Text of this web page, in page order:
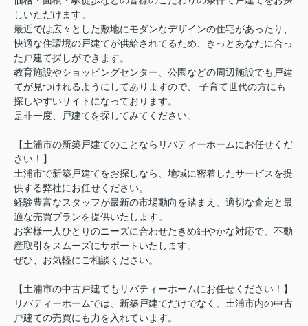
しいただけます。
最近では広々とした敷地にモダンなデザインの住宅があったり、
快適な住環境の戸建てが供給されてるため、きっとあなたに合っ
た戸建て探しができます。
教育施設やショッピングセンター、公園などの周辺施設でも戸建
てが見つけれるようにしてありますので、 子育て世代の方にも
探しやすいサイトになっております。
是非一度、戸建てを探してみてください。
【土浦市の新築戸建てのことならリバティーホームにお任せくだ
さい！】
土浦市で新築戸建てをお探しなら、地域に密着したサービスを提
供する弊社にお任せください。
経験豊富なスタッフが最新の市場動向を踏まえ、適切な査定と最
適な売買プランを提供いたします。
お客様一人ひとりのニーズに合わせたきめ細やかな対応で、不動
産取引をスムーズにサポートいたします。
ぜひ、お気軽にご相談ください。
【土浦市の中古戸建てもリバティーホームにお任せください！】
リバティーホームでは、新築戸建てだけでなく、土浦市内の中古
戸建ての売買にも力を入れています。